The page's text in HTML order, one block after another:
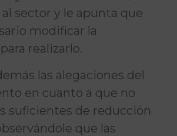
sector y le apunta que
modificar la
realizarlo.
las alegaciones del
en cuanto a que no
suficientes de reducción
que las